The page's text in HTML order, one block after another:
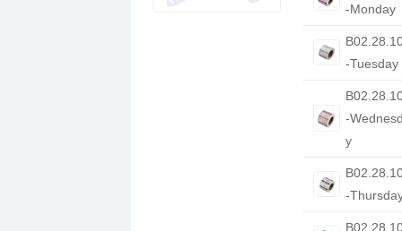
-Monday
-Tuesday
y
-